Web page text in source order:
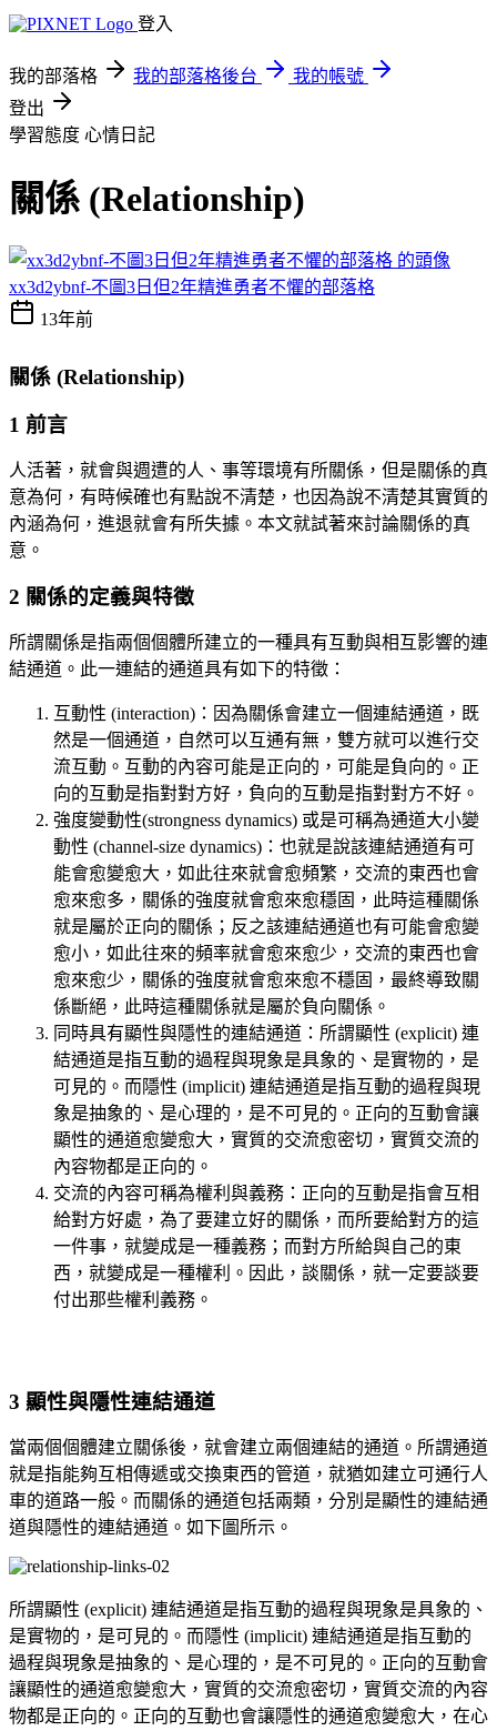
登入
我的部落格 我的部落格後台
我的帳號
登出
學習態度 心情日記
關係 (Relationship)
xx3d2ybnf-不圖3日但2年精進勇者不懼的部落格
13年前
關係 (Relationship)
1 前言
人活著，就會與週遭的人、事等環境有所關係，但是關係的真
意為何，有時候確也有點說不清楚，也因為說不清楚其實質的
內涵為何，進退就會有所失據。本文就試著來討論關係的真
意。
2 關係的定義與特徵
所謂關係是指兩個個體所建立的一種具有互動與相互影響的連
結通道。此一連結的通道具有如下的特徵：
互動性 (interaction)：因為關係會建立一個連結通道，既
然是一個通道，自然可以互通有無，雙方就可以進行交
流互動。互動的內容可能是正向的，可能是負向的。正
向的互動是指對對方好，負向的互動是指對對方不好。
強度變動性(strongness dynamics) 或是可稱為通道大小變
動性 (channel-size dynamics)：也就是說該連結通道有可
能會愈變愈大，如此往來就會愈頻繁，交流的東西也會
愈來愈多，關係的強度就會愈來愈穩固，此時這種關係
就是屬於正向的關係；反之該連結通道也有可能會愈變
愈小，如此往來的頻率就會愈來愈少，交流的東西也會
愈來愈少，關係的強度就會愈來愈不穩固，最終導致關
係斷絕，此時這種關係就是屬於負向關係。
同時具有顯性與隱性的連結通道：所謂顯性 (explicit) 連
結通道是指互動的過程與現象是具象的、是實物的，是
可見的。而隱性 (implicit) 連結通道是指互動的過程與現
象是抽象的、是心理的，是不可見的。正向的互動會讓
顯性的通道愈變愈大，實質的交流愈密切，實質交流的
內容物都是正向的。
交流的內容可稱為權利與義務：正向的互動是指會互相
給對方好處，為了要建立好的關係，而所要給對方的這
一件事，就變成是一種義務；而對方所給與自己的東
西，就變成是一種權利。因此，談關係，就一定要談要
付出那些權利義務。
3 顯性與隱性連結通道
當兩個個體建立關係後，就會建立兩個連結的通道。所謂通道
就是指能夠互相傳遞或交換東西的管道，就猶如建立可通行人
車的道路一般。而關係的通道包括兩類，分別是顯性的連結通
道與隱性的連結通道。如下圖所示。
所謂顯性 (explicit) 連結通道是指互動的過程與現象是具象的、
是實物的，是可見的。而隱性 (implicit) 連結通道是指互動的
過程與現象是抽象的、是心理的，是不可見的。正向的互動會
讓顯性的通道愈變愈大，實質的交流愈密切，實質交流的內容
物都是正向的。正向的互動也會讓隱性的通道愈變愈大，在心